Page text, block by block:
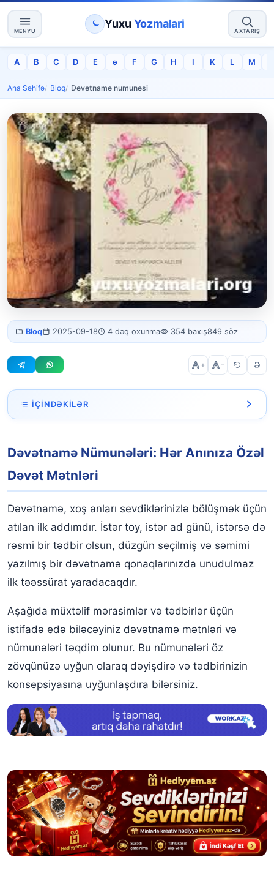
MENYU
Yuxu Yozmalari
AXTARIŞ
A B C D E ə F G H I K L M
Ana Səhifə Bloq Devetname numunesi
Devetname
numunesi
Bloq 2025-09-18 4 dəq oxunma 354 baxış849 söz
+ –
İÇINDƏKILƏR
Toy Dəvətnaməsi Nümunələri
Ad Günü Dəvətnaməsi Nümunələri
Rəsmi və Korporativ Tədbir Dəvətnaməsi
Dəvətnamə Yazarkən Nələrə Diqqət Edilməlidir?
Dəvətnamə Nümunələri: Hər Anınıza Özəl
Dəvət Mətnləri
Dəvətnamə, xoş anları sevdiklərinizlə bölüşmək üçün
atılan ilk addımdır. İstər toy, istər ad günü, istərsə də
rəsmi bir tədbir olsun, düzgün seçilmiş və səmimi
yazılmış bir dəvətnamə qonaqlarınızda unudulmaz
ilk təəssürat yaradacaqdır.
Aşağıda müxtəlif mərasimlər və tədbirlər üçün
istifadə edə biləcəyiniz dəvətnamə mətnləri və
nümunələri təqdim olunur. Bu nümunələri öz
zövqünüzə uyğun olaraq dəyişdirə və tədbirinizin
konsepsiyasına uyğunlaşdıra bilərsiniz.